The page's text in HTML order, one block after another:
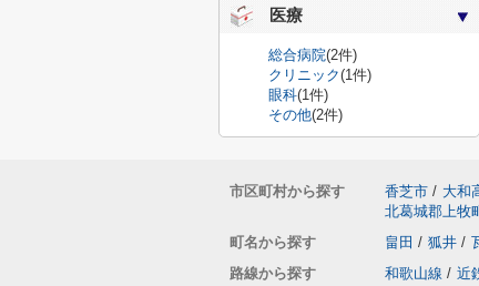
医療
総合病院(2件)
クリニック(1件)
眼科(1件)
その他(2件)
市区町村から探す 香芝市 / 大和
北葛城郡上牧
町名から探す
畠田 / 狐井 /
路線から探す
和歌山線 / 近